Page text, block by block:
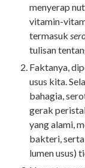
menyerap
vitamin-
termasuk
tulisan
Faktanya,
usus kita.
bahagia,
gerak
yang alami,
bakteri,
lumen usus)